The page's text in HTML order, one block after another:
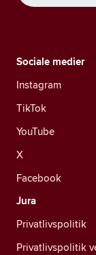
Sociale medier
Instagram
TikTok
YouTube
X
Facebook
Jura
Privatlivspolitik
Privatlivspolitik